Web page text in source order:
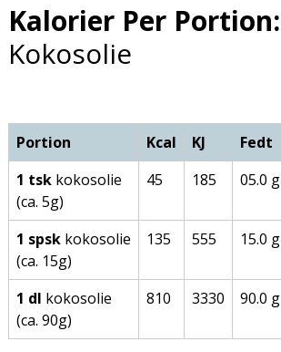
Kalorier Per Portion:
Kokosolie
Portion Kcal KJ Fedt
1 tsk kokosolie
(ca. 5g)
45 185 05.0 g
1 spsk kokosolie
(ca. 15g)
135 555 15.0 g
1 dl kokosolie
(ca. 90g)
810 3330 90.0 g